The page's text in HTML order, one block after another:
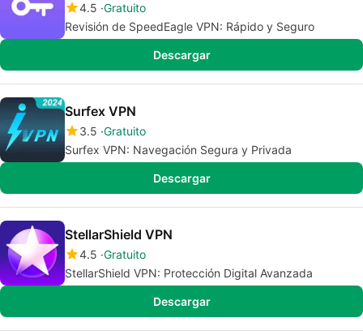
4.5 Gratuito
Revisión de SpeedEagle VPN: Rápido y Seguro
Descargar
Surfex VPN
3.5 Gratuito
Surfex VPN: Navegación Segura y Privada
Descargar
StellarShield VPN
4.5 Gratuito
StellarShield VPN: Protección Digital Avanzada
Descargar